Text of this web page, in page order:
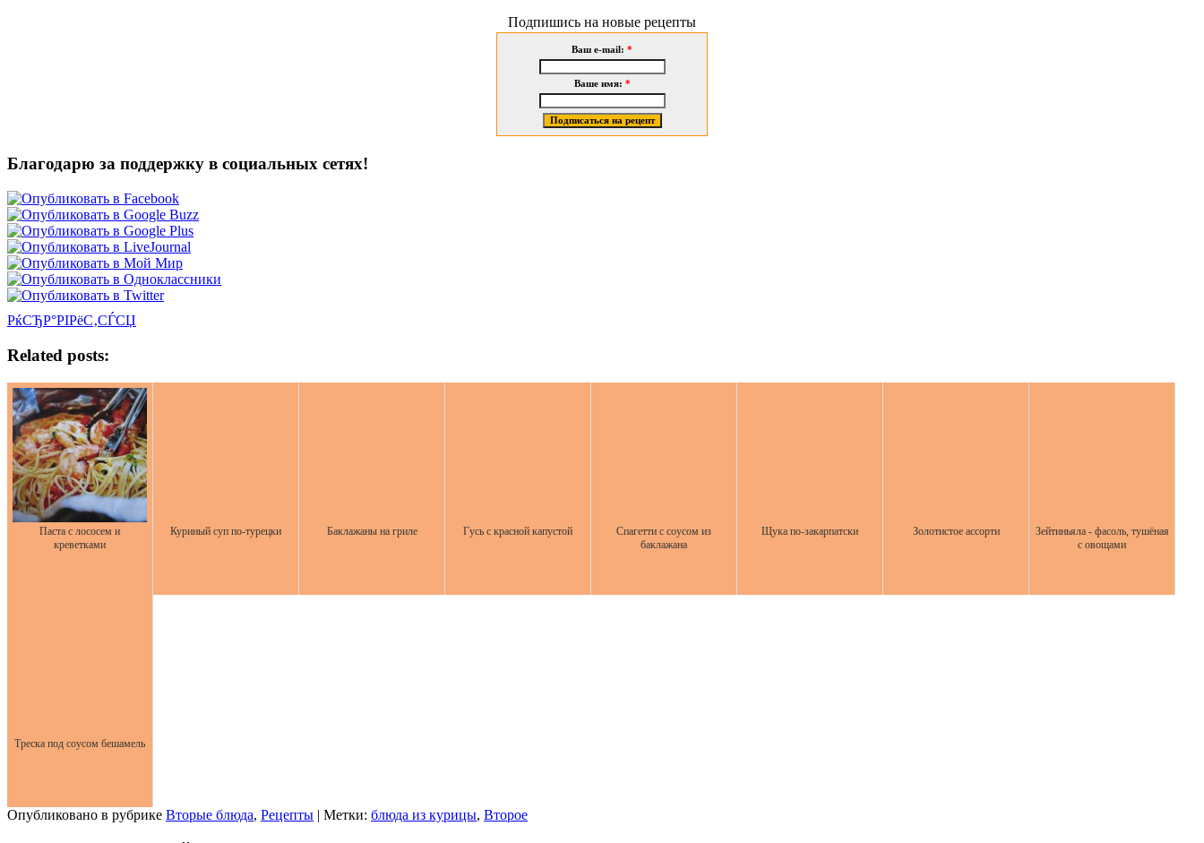
Подпишись на новые рецепты
Ваш e-mail: *
Ваше имя: *
Благодарю за поддержку в социальных сетях!
РќСЂР°РІРёС‚СЃСЏ
Related posts:
Паста с лососем и
креветками
Куриный суп по-турецки Баклажаны на гриле Гусь с красной капустой
Спагетти с соусом из
баклажана
Щука по-закарпатски Золотистое ассорти
Зейтиньяла - фасоль, тушёная
с овощами
Треска под соусом бешамель
Опубликовано в рубрике Вторые блюда, Рецепты | Метки: блюда из курицы, Второе